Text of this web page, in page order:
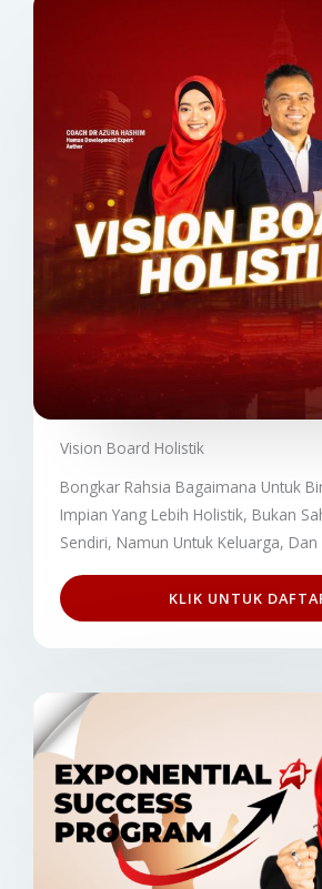
Vision Board Holistik
Bongkar Rahsia Bagaimana Untuk
Impian Yang Lebih Holistik, Bukan
Sendiri, Namun Untuk Keluarga,
KLIK UNTUK